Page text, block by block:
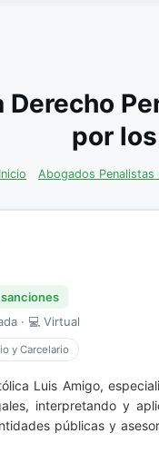
por
Inicio Abogados Penalistas
· 💻 Virtual
y Carcelario
Luis Amigo,
interpretando y
públicas y